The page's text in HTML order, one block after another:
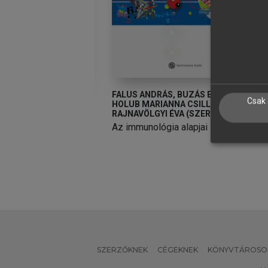
FALUS ANDRÁS, BUZÁS EDIT,
HOLUB MARIANNA CSILLA,
RAJNAVÖLGYI ÉVA (SZERK.)
Az immunológia alapjai
SZERZŐKNEK CÉGEKNEK
Csak